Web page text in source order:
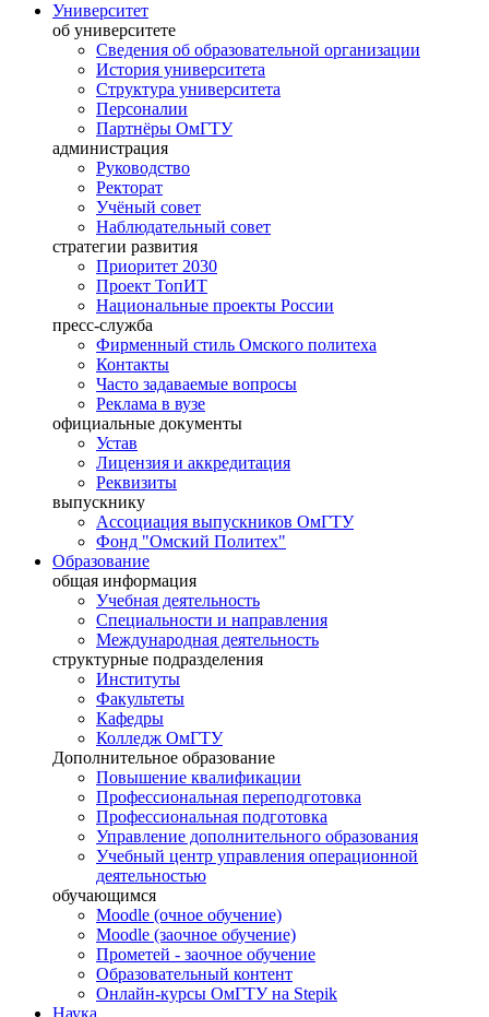
Университет
об университете
Сведения об образовательной организации
История университета
Структура университета
Персоналии
Партнёры ОмГТУ
администрация
Руководство
Ректорат
Учёный совет
Наблюдательный совет
стратегии развития
Приоритет 2030
Проект ТопИТ
Национальные проекты России
пресс-служба
Фирменный стиль Омского политеха
Контакты
Часто задаваемые вопросы
Реклама в вузе
официальные документы
Устав
Лицензия и аккредитация
Реквизиты
выпускнику
Ассоциация выпускников ОмГТУ
Фонд "Омский Политех"
Образование
общая информация
Учебная деятельность
Специальности и направления
Международная деятельность
структурные подразделения
Институты
Факультеты
Кафедры
Колледж ОмГТУ
Дополнительное образование
Повышение квалификации
Профессиональная переподготовка
Профессиональная подготовка
Управление дополнительного образования
Учебный центр управления операционной
деятельностью
обучающимся
Moodle (очное обучение)
Moodle (заочное обучение)
Прометей - заочное обучение
Образовательный контент
Онлайн-курсы ОмГТУ на Stepik
Наука